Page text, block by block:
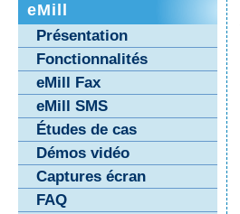
eMill
Présentation
Fonctionnalités
eMill Fax
eMill SMS
Études de cas
Démos vidéo
Captures écran
FAQ